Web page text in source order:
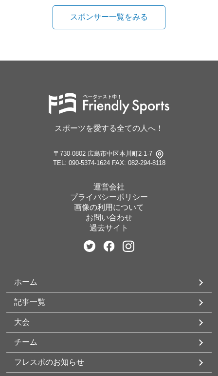
スポンサー一覧をみる
スポーツを愛する全ての人へ！
〒730-0802 広島市中区本川町2-1-7
TEL: 090-5374-1624 FAX: 082-294-8118
運営会社
プライバシーポリシー
画像の利用について
お問い合わせ
過去サイト
ホーム
記事一覧
大会
チーム
フレスポのお知らせ